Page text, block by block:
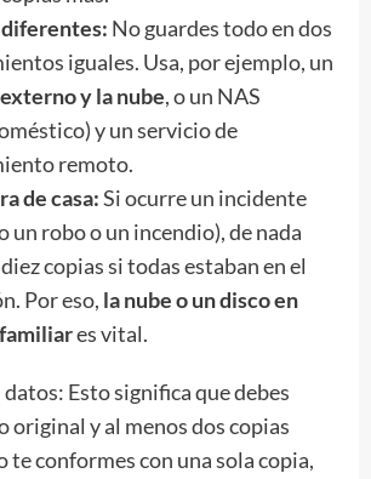
No guardes todo en dos
iguales. Usa, por ejemplo, un
y la nube, o un NAS
y un servicio de
remoto.
de casa:Si ocurre un incidente
un robo o un incendio), de nada
copias si todas estaban en el
Por eso, la nube o un disco en
es vital.
Esto significa que debes
original y al menos dos copias
te conformes con una sola copia,